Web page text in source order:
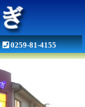
0259-81-4155